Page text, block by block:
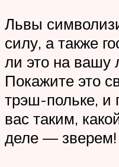
Львы
силу, а также
ли это на вашу
Покажите это
трэш-польке, и
вас таким,
деле — зверем!